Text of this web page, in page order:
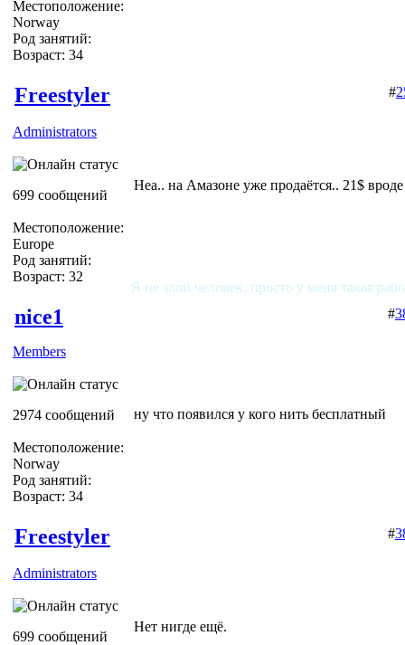
Местоположение:
Norway
Род занятий:
Возраст: 34
Freestyler
Administrators
699 сообщений
Местоположение:
Europe
Род занятий:
Возраст: 32
#
Неа.. на Амазоне уже продаётся.. 21$ вроде
Я не злой человек, просто у меня такая
nice1
Members
2974 сообщений
Местоположение:
Norway
Род занятий:
Возраст: 34
#
ну что появился у кого нить бесплатный
Freestyler
Administrators
699 сообщений
#
Нет нигде ещё.